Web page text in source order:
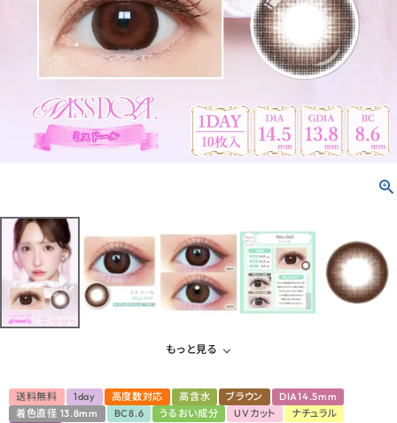
お支払い方法について
お買い物ガイド
お問い合わせ
よくあるご質問
もっと見る
送料無料 1day 高度数対応 高含水 ブラウン
DIA14.5mm
着色直径 13.8mm
BC8.6 うるおい成分 UVカット
ナチュラル